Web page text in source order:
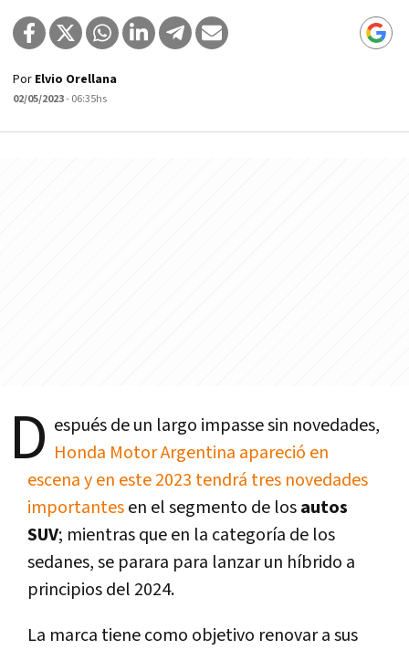
Por Elvio Orellana
02/05/2023- 06:35hs
D espués de un largo impasse sin novedades,
Honda Motor Argentina apareció en
escena y en este 2023 tendrá tres novedades
importantesen el segmento de losautos
SUV; mientras que en la categoría de los
sedanes, se parara para lanzar un híbrido a
principios del 2024.
La marca tiene como objetivo renovar a sus